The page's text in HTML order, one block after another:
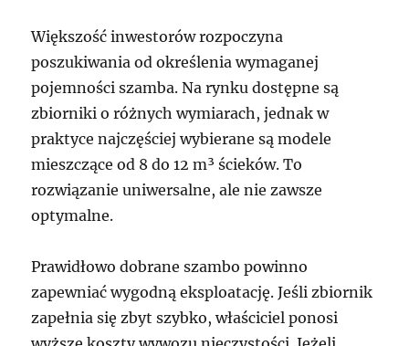
Większość inwestorów rozpoczyna
poszukiwania od określenia wymaganej
pojemności szamba. Na rynku dostępne są
zbiorniki o różnych wymiarach, jednak w
praktyce najczęściej wybierane są modele
mieszczące od 8 do 12 m³ ścieków. To
rozwiązanie uniwersalne, ale nie zawsze
optymalne.
Prawidłowo dobrane szambo powinno
zapewniać wygodną eksploatację. Jeśli zbiornik
zapełnia się zbyt szybko, właściciel ponosi